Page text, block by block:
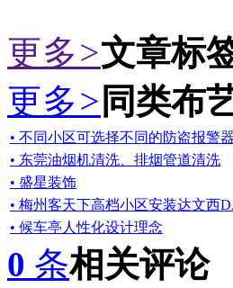
更多>文章标
更多> 同类布
• 不同小区可选择不同的防盗报警
• 东莞油烟机清洗、排烟管道清洗
• 盛星装饰
• 梅州客天下高档小区安装达文西
• 候车亭人性化设计理念
0 条相关评论